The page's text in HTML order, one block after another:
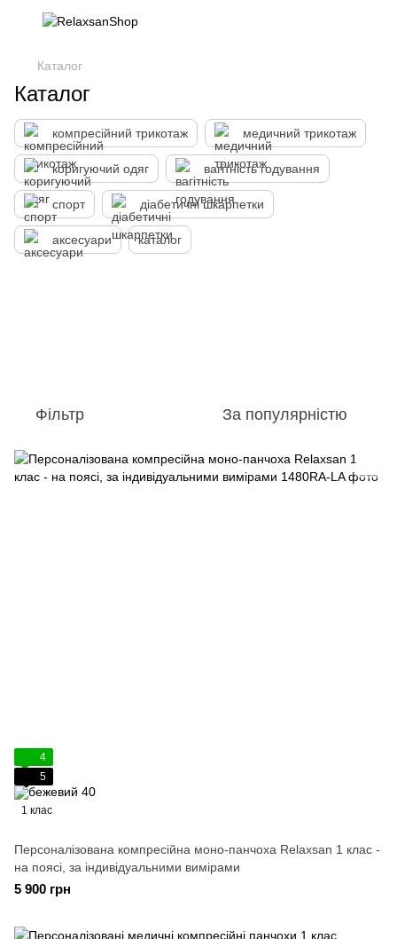
Каталог
Каталог
компресійний трикотаж медичний трикотаж
коригуючий одяг вагітність годування
спорт діабетичні шкарпетки
аксесуари каталог
Фільтр За популярністю
4
5
1 клас
Персоналізована компресійна моно-панчоха Relaxsan 1 клас -
на поясі, за індивідуальними вимірами
5 900 грн